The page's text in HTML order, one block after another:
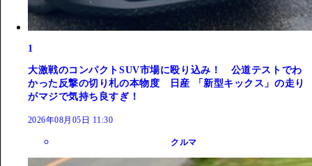
1
大激戦のコンパクトSUV市場に殴り込み！ 公道テストでわ
かった反撃の切り札の本物度 日産 「新型キックス」の走り
がマジで気持ち良すぎ！
2026年08月05日 11:30
クルマ